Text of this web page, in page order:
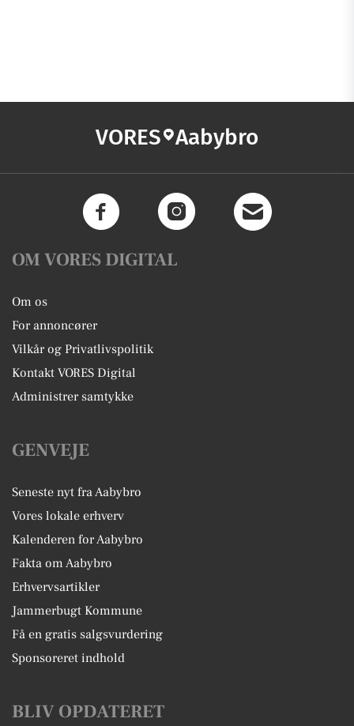
VORES Aabybro
OM VORES DIGITAL
Om os
For annoncører
Vilkår og Privatlivspolitik
Kontakt VORES Digital
Administrer samtykke
GENVEJE
Seneste nyt fra Aabybro
Vores lokale erhverv
Kalenderen for Aabybro
Fakta om Aabybro
Erhvervsartikler
Jammerbugt Kommune
Få en gratis salgsvurdering
Sponsoreret indhold
BLIV OPDATERET